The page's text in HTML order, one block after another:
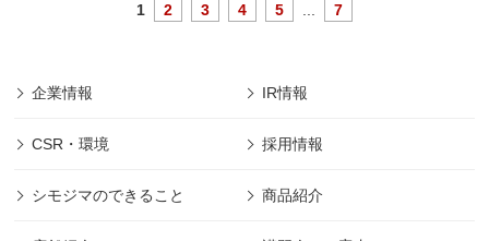
1 2 3 4 5 7
企業情報 IR情報
CSR・環境 採用情報
シモジマのできること 商品紹介